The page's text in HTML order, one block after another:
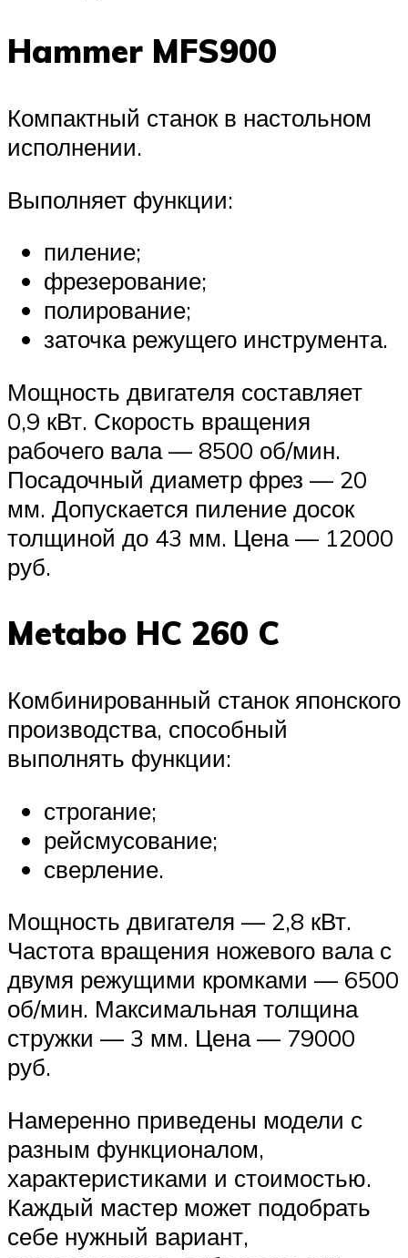
Hammer MFS900
Компактный станок в настольном
исполнении.
Выполняет функции:
пиление;
фрезерование;
полирование;
заточка режущего инструмента.
Мощность двигателя составляет
0,9 кВт. Скорость вращения
рабочего вала — 8500 об/мин.
Посадочный диаметр фрез — 20
мм. Допускается пиление досок
толщиной до 43 мм. Цена — 12000
руб.
Metabo HC 260 C
Комбинированный станок японского
производства, способный
выполнять функции:
строгание;
рейсмусование;
сверление.
Мощность двигателя — 2,8 кВт.
Частота вращения ножевого вала с
двумя режущими кромками — 6500
об/мин. Максимальная толщина
стружки — 3 мм. Цена — 79000
руб.
Намеренно приведены модели с
разным функционалом,
характеристиками и стоимостью.
Каждый мастер может подобрать
себе нужный вариант,